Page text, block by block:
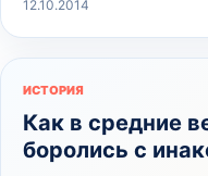
12.10.2014
ИСТОРИЯ
Как в средние
боролись с